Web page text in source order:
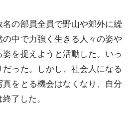
の部員全員で野山や郊外に繰
の中で力強く生きる人々の姿や
を捉えようと活動した。いっ
った。しかし、社会人になる
真をとる機会はなくなり、自分
了した。